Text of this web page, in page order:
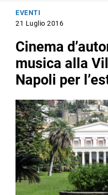
EVENTI
21 Luglio 2016
Cinema
musica alla
Napoli per